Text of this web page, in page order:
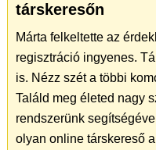
társkeresőn
Márta felkeltette az
regisztráció ingyenes.
is. Nézz szét a többi
Találd meg életed nagy
rendszerünk
olyan online társkereső